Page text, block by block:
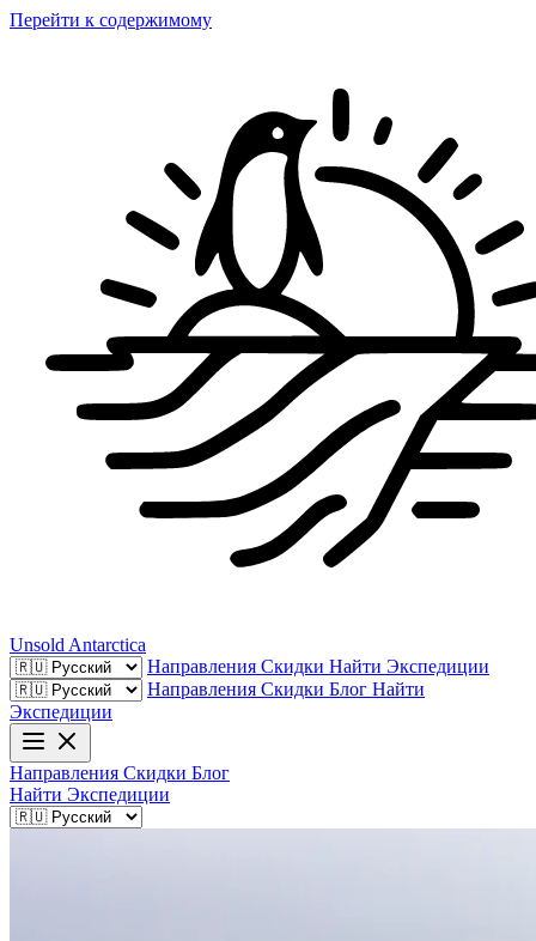
Перейти к содержимому
Unsold Antarctica
Направления Скидки Найти Экспедиции
Направления Скидки Блог Найти
Экспедиции
Направления Скидки Блог
Найти Экспедиции